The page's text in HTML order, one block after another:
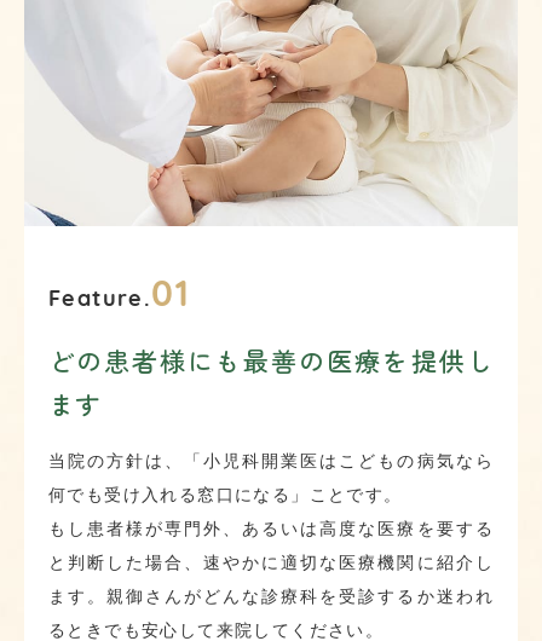
Feature.01
どの患者様にも最善の医療を提供し
ます
当院の方針は、「小児科開業医はこどもの病気なら
何でも受け入れる窓口になる」ことです。
もし患者様が専門外、あるいは高度な医療を要する
と判断した場合、速やかに適切な医療機関に紹介し
ます。親御さんがどんな診療科を受診するか迷われ
るときでも安心して来院してください。